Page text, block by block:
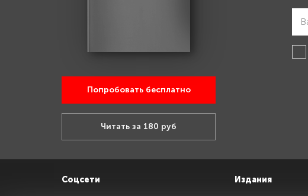
Попробовать бесплатно
Читать за 180 руб
Соцсети Издания